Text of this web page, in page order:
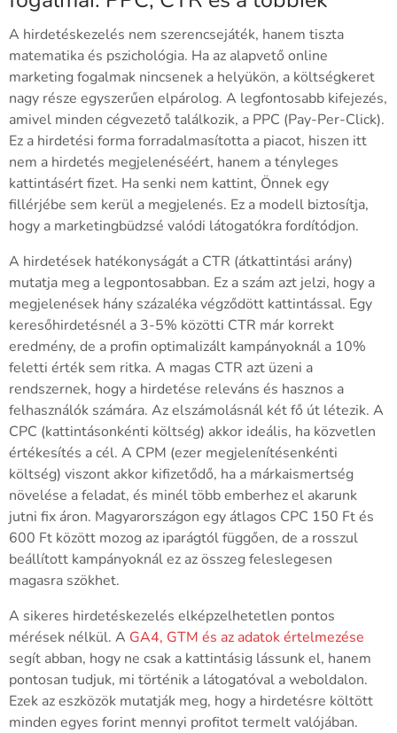
A hirdetéskezelés nem szerencsejáték, hanem tiszta
matematika és pszichológia. Ha az alapvető online
marketing fogalmak nincsenek a helyükön, a költségkeret
nagy része egyszerűen elpárolog. A legfontosabb kifejezés,
amivel minden cégvezető találkozik, a PPC (Pay-Per-Click).
Ez a hirdetési forma forradalmasította a piacot, hiszen itt
nem a hirdetés megjelenéséért, hanem a tényleges
kattintásért fizet. Ha senki nem kattint, Önnek egy
fillérjébe sem kerül a megjelenés. Ez a modell biztosítja,
hogy a marketingbüdzsé valódi látogatókra fordítódjon.
A hirdetések hatékonyságát a CTR (átkattintási arány)
mutatja meg a legpontosabban. Ez a szám azt jelzi, hogy a
megjelenések hány százaléka végződött kattintással. Egy
keresőhirdetésnél a 3-5% közötti CTR már korrekt
eredmény, de a profin optimalizált kampányoknál a 10%
feletti érték sem ritka. A magas CTR azt üzeni a
rendszernek, hogy a hirdetése releváns és hasznos a
felhasználók számára. Az elszámolásnál két fő út létezik. A
CPC (kattintásonkénti költség) akkor ideális, ha közvetlen
értékesítés a cél. A CPM (ezer megjelenítésenkénti
költség) viszont akkor kifizetődő, ha a márkaismertség
növelése a feladat, és minél több emberhez el akarunk
jutni fix áron. Magyarországon egy átlagos CPC 150 Ft és
600 Ft között mozog az iparágtól függően, de a rosszul
beállított kampányoknál ez az összeg feleslegesen
magasra szökhet.
A sikeres hirdetéskezelés elképzelhetetlen pontos
mérések nélkül. A GA4, GTM és az adatok értelmezése
segít abban, hogy ne csak a kattintásig lássunk el, hanem
pontosan tudjuk, mi történik a látogatóval a weboldalon.
Ezek az eszközök mutatják meg, hogy a hirdetésre költött
minden egyes forint mennyi profitot termelt valójában.